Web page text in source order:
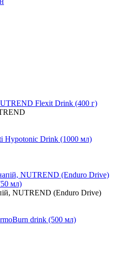
NUTREND (Enduro Drive)